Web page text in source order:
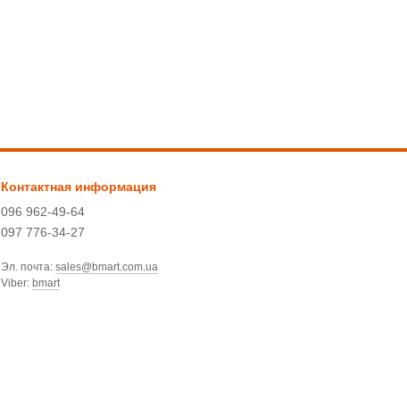
Контактная информация
096 962-49-64
097 776-34-27
Эл. почта:sales@bmart.com.ua
Viber: bmart